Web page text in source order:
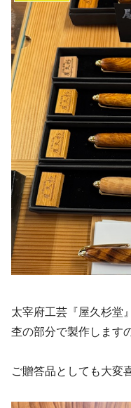
太宰府工芸『屋久杉堂
杢の部分で製作します
ご贈答品としても大変